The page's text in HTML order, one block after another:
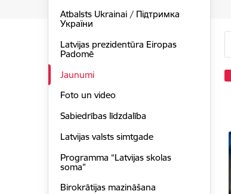
Atbalsts Ukrainai / Підтримка
України
Latvijas prezidentūra Eiropas
Padomē
Jaunumi
Foto un video
Sabiedrības līdzdalība
Latvijas valsts simtgade
Programma “Latvijas skolas
soma”
Birokrātijas mazināšana